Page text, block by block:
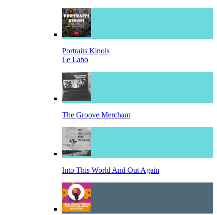
Portraits Kinois
Le Labo
The Groove Merchant
Into This World And Out Again